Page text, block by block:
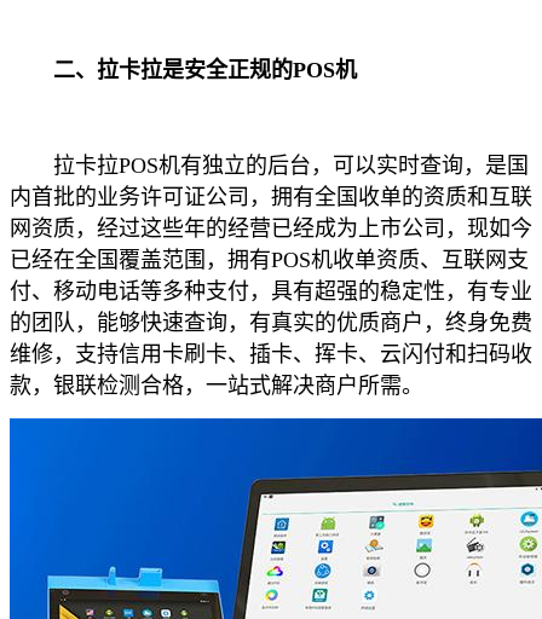
二、拉卡拉是安全正规的POS机
拉卡拉POS机有独立的后台，可以实时查询，是国
内首批的业务许可证公司，拥有全国收单的资质和互联
网资质，经过这些年的经营已经成为上市公司，现如今
已经在全国覆盖范围，拥有POS机收单资质、互联网支
付、移动电话等多种支付，具有超强的稳定性，有专业
的团队，能够快速查询，有真实的优质商户，终身免费
维修，支持信用卡刷卡、插卡、挥卡、云闪付和扫码收
款，银联检测合格，一站式解决商户所需。